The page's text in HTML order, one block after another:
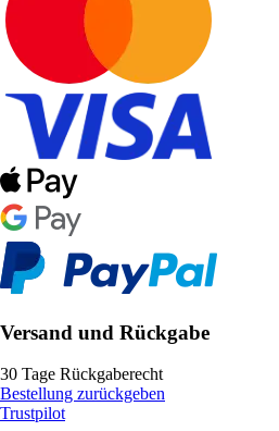
Versand und Rückgabe
30 Tage Rückgaberecht
Bestellung zurückgeben
Trustpilot